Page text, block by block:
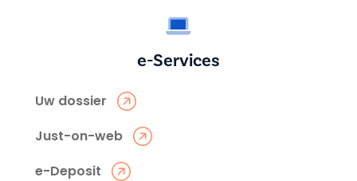
e-Services
Uw dossier
Just-on-web
e-Deposit